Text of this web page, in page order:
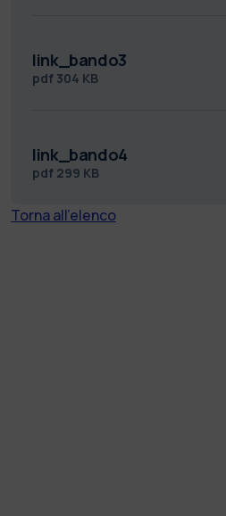
link_bando3
pdf 304 KB
link_bando4
pdf 299 KB
Torna all'elenco